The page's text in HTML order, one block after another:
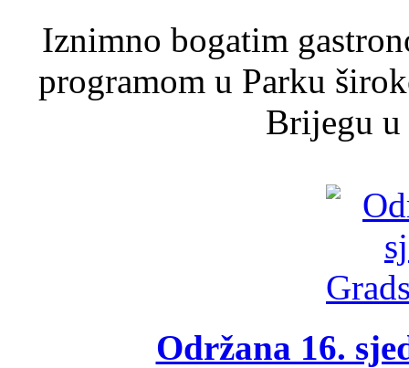
Iznimno bogatim
programom u Parku
Brijegu u
Održana 16.